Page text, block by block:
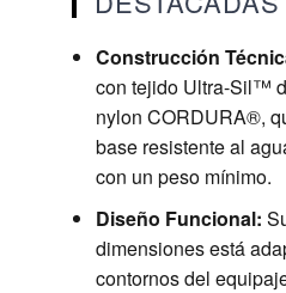
Construcción
con tejido Ultra-Sil™
nylon CORDURA®,
base resistente al
con un peso mínimo.
Diseño Funcional:
dimensiones está
contornos del